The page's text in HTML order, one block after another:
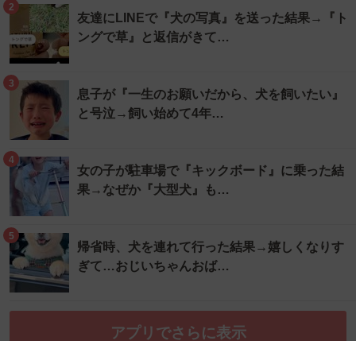
2
友達にLINEで『犬の写真』を送った結果→『ト
ングで草』と返信がきて…
3
息子が『一生のお願いだから、犬を飼いたい』
と号泣→飼い始めて4年…
4
女の子が駐車場で『キックボード』に乗った結
果→なぜか『大型犬』も…
5
帰省時、犬を連れて行った結果→嬉しくなりす
ぎて…おじいちゃんおば…
アプリでさらに表示